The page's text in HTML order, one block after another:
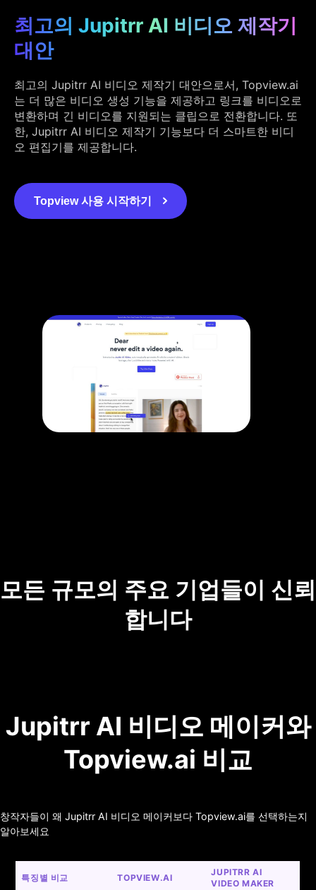
최고의 Jupitrr AI 비디오 제작기
대안
최고의 Jupitrr AI 비디오 제작기 대안으로서, Topview.ai
는 더 많은 비디오 생성 기능을 제공하고 링크를 비디오로
변환하며 긴 비디오를 지원되는 클립으로 전환합니다. 또
한, Jupitrr AI 비디오 제작기 기능보다 더 스마트한 비디
오 편집기를 제공합니다.
Topview 사용 시작하기
모든 규모의 주요 기업들이 신뢰
합니다
Jupitrr AI 비디오 메이커와
Topview.ai 비교
창작자들이 왜 Jupitrr AI 비디오 메이커보다 Topview.ai를 선택하는지
알아보세요
특징별 비교 TOPVIEW.AI
JUPITRR AI
VIDEO MAKER